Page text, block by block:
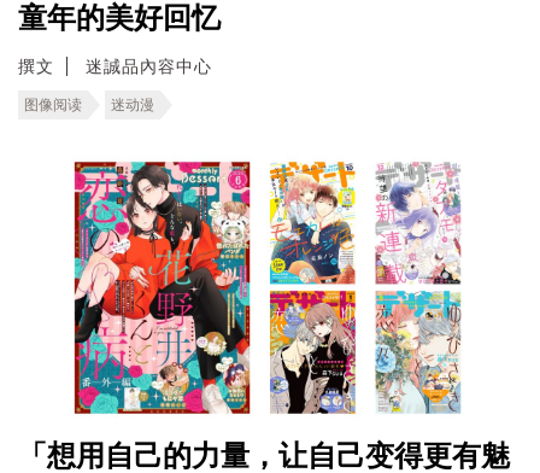
童年的美好回忆
撰文 迷誠品內容中心
图像阅读 迷动漫
「想用自己的力量，让自己变得更有魅